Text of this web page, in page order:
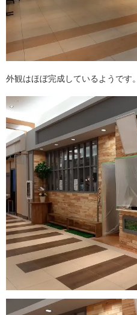
外観はほぼ完成しているようです。